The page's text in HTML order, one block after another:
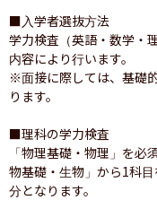
■入学者選抜方法
学力検査（英語・数学・
内容により行います。
※面接に際しては、基礎
ります。
■理科の学力検査
「物理基礎・物理」を
物基礎・生物」から1科
分となります。